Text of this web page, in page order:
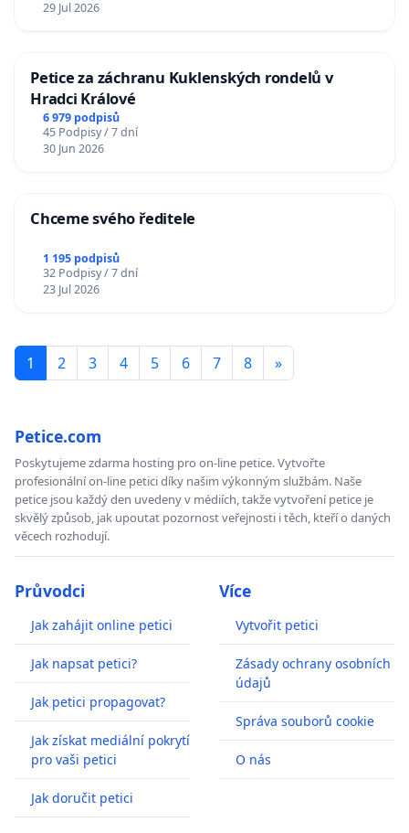
29 Jul 2026
Petice za záchranu Kuklenských rondelů v
Hradci Králové
6 979 podpisů
45 Podpisy / 7 dní
30 Jun 2026
Chceme svého ředitele
1 195 podpisů
32 Podpisy / 7 dní
23 Jul 2026
1 2 3 4 5 6 7 8 »
Petice.com
Poskytujeme zdarma hosting pro on-line petice. Vytvořte
profesionální on-line petici díky našim výkonným službám. Naše
petice jsou každý den uvedeny v médiích, takže vytvoření petice je
skvělý způsob, jak upoutat pozornost veřejnosti i těch, kteří o daných
věcech rozhodují.
Průvodci
Jak zahájit online petici
Jak napsat petici?
Jak petici propagovat?
Jak získat mediální pokrytí
pro vaši petici
Jak doručit petici
Více
Vytvořit petici
Zásady ochrany osobních
údajů
Správa souborů cookie
O nás